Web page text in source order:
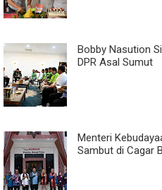
Bobby Nasution
DPR Asal Sumut
Menteri
Sambut di Cagar